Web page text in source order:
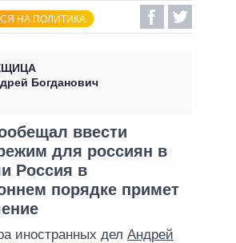
ПОЛИТИКА
ЭКОНОМИКА
МИР
ОБЕЩАНИЯ
И ОФИС
РАДА
ИНФОГРАФИКА
ПОДДЕРЖАТЬ
ПОЛИТИКОВ
НА ПОЛИТИКА
Богданович
ввести
для россиян в
Россия в
порядке примет
иностранных дел Андрей